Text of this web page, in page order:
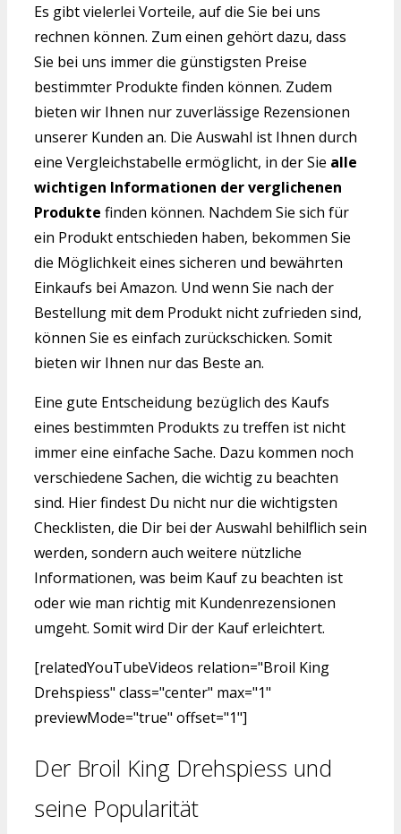
Es gibt vielerlei Vorteile, auf die Sie bei uns
rechnen können. Zum einen gehört dazu, dass
Sie bei uns immer die günstigsten Preise
bestimmter Produkte finden können. Zudem
bieten wir Ihnen nur zuverlässige Rezensionen
unserer Kunden an. Die Auswahl ist Ihnen durch
eine Vergleichstabelle ermöglicht, in der Sie alle
wichtigen Informationen der verglichenen
Produkte finden können. Nachdem Sie sich für
ein Produkt entschieden haben, bekommen Sie
die Möglichkeit eines sicheren und bewährten
Einkaufs bei Amazon. Und wenn Sie nach der
Bestellung mit dem Produkt nicht zufrieden sind,
können Sie es einfach zurückschicken. Somit
bieten wir Ihnen nur das Beste an.
Eine gute Entscheidung bezüglich des Kaufs
eines bestimmten Produkts zu treffen ist nicht
immer eine einfache Sache. Dazu kommen noch
verschiedene Sachen, die wichtig zu beachten
sind. Hier findest Du nicht nur die wichtigsten
Checklisten, die Dir bei der Auswahl behilflich sein
werden, sondern auch weitere nützliche
Informationen, was beim Kauf zu beachten ist
oder wie man richtig mit Kundenrezensionen
umgeht. Somit wird Dir der Kauf erleichtert.
[relatedYouTubeVideos relation="Broil King
Drehspiess" class="center" max="1"
previewMode="true" offset="1"]
Der Broil King Drehspiess und
seine Popularität